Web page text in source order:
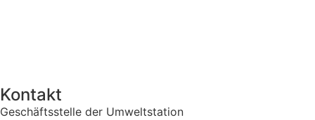
Kontakt
Geschäftsstelle der Umweltstation